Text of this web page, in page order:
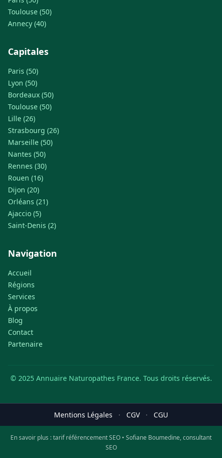
Toulouse (50)
Annecy (40)
Capitales
Paris (50)
Lyon (50)
Bordeaux (50)
Toulouse (50)
Lille (26)
Strasbourg (26)
Marseille (50)
Nantes (50)
Rennes (30)
Rouen (16)
Dijon (20)
Orléans (21)
Ajaccio (5)
Saint-Denis (2)
Navigation
Accueil
Régions
Services
À propos
Blog
Contact
Partenaire
© 2025 Annuaire Naturopathes France. Tous droits réservés.
Mentions Légales · CGV · CGU
En savoir plus :tarif référencement SEO • Sofiane Boumedine, consultant
SEO